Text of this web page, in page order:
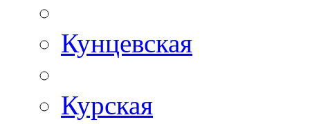
Кунцевская
Курская